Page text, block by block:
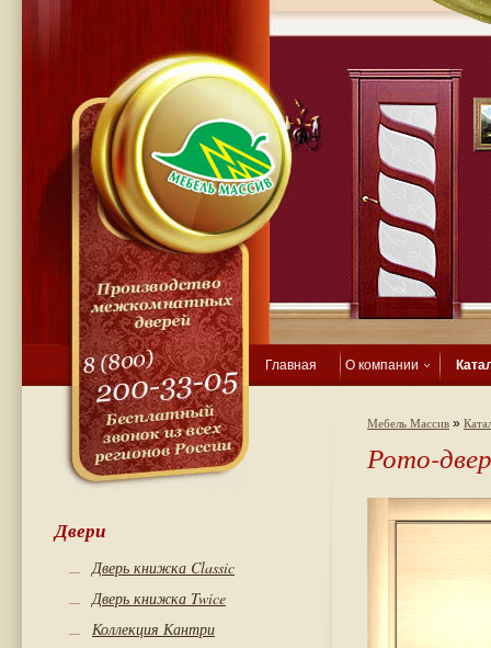
Главная О компании
Двери
Дверь книжка Classic
Дверь книжка Twice
Коллекция Кантри
Мебель Массив »
Рото-